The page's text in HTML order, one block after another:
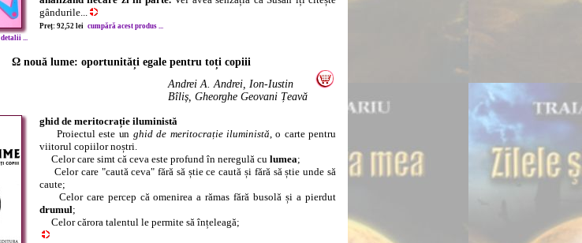
detalii ...
gândurile...
Preț: 92,52 lei cumpără acest produs ...
Ω nouă lume: oportunități egale pentru toți copiii
Andrei A. Andrei, Ion-Iustin
Bîliș, Gheorghe Geovani Țeavă
ghid de meritocrație iluministă
Proiectul este un ghid de meritocrație iluministă, o carte pentru
viitorul copiilor noștri.
Celor care simt că ceva este profund în neregulă cu lumea;
Celor care "caută ceva" fără să știe ce caută și fără să știe unde să
caute;
Celor care percep că omenirea a rămas fără busolă și a pierdut
drumul;
Celor cărora talentul le permite să înțeleagă;